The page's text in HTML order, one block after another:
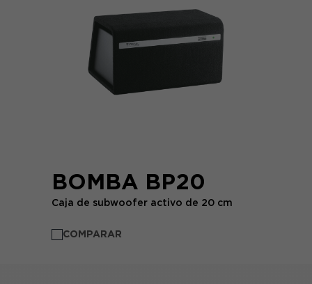
BOMBA BP20
Caja de subwoofer activo de 20 cm
COMPARAR